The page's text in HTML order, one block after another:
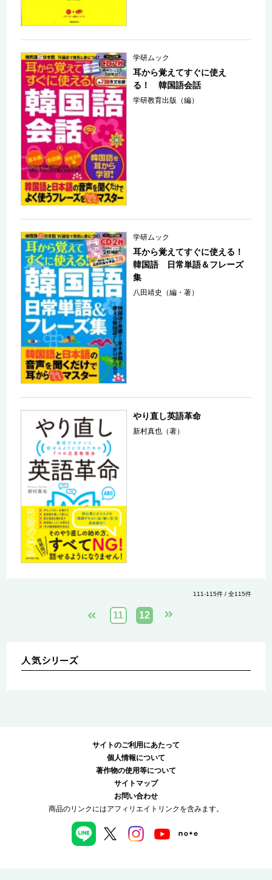
学研ムック
耳から覚えてすぐに使え
る！ 韓国語会話
学研教育出版（編）
学研ムック
耳から覚えてすぐに使える！
韓国語 日常単語＆フレーズ
集
八田靖史（編・著）
やり直し英語革命
新村真也（著）
111-115件 / 全115件
11 12
サイトのご利用にあたって
個人情報について
著作物の使用等について
サイトマップ
お問い合わせ
商品のリンクにはアフィリエイトリンクを含みます。